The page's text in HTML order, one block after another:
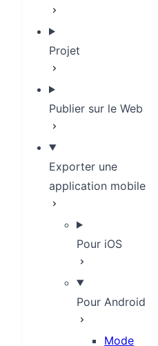
Projet
Publier sur le Web
Exporter une
application mobile
Pour iOS
Pour Android
Mode